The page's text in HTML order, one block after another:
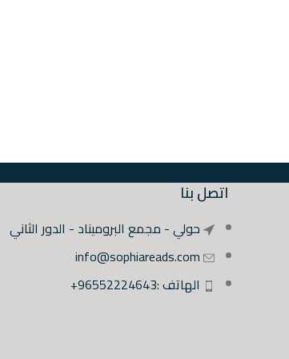
اتصل بنا
حولي - مجمع البروميناد - الدور الثاني
info@sophiareads.com
الهاتف :96552224643+